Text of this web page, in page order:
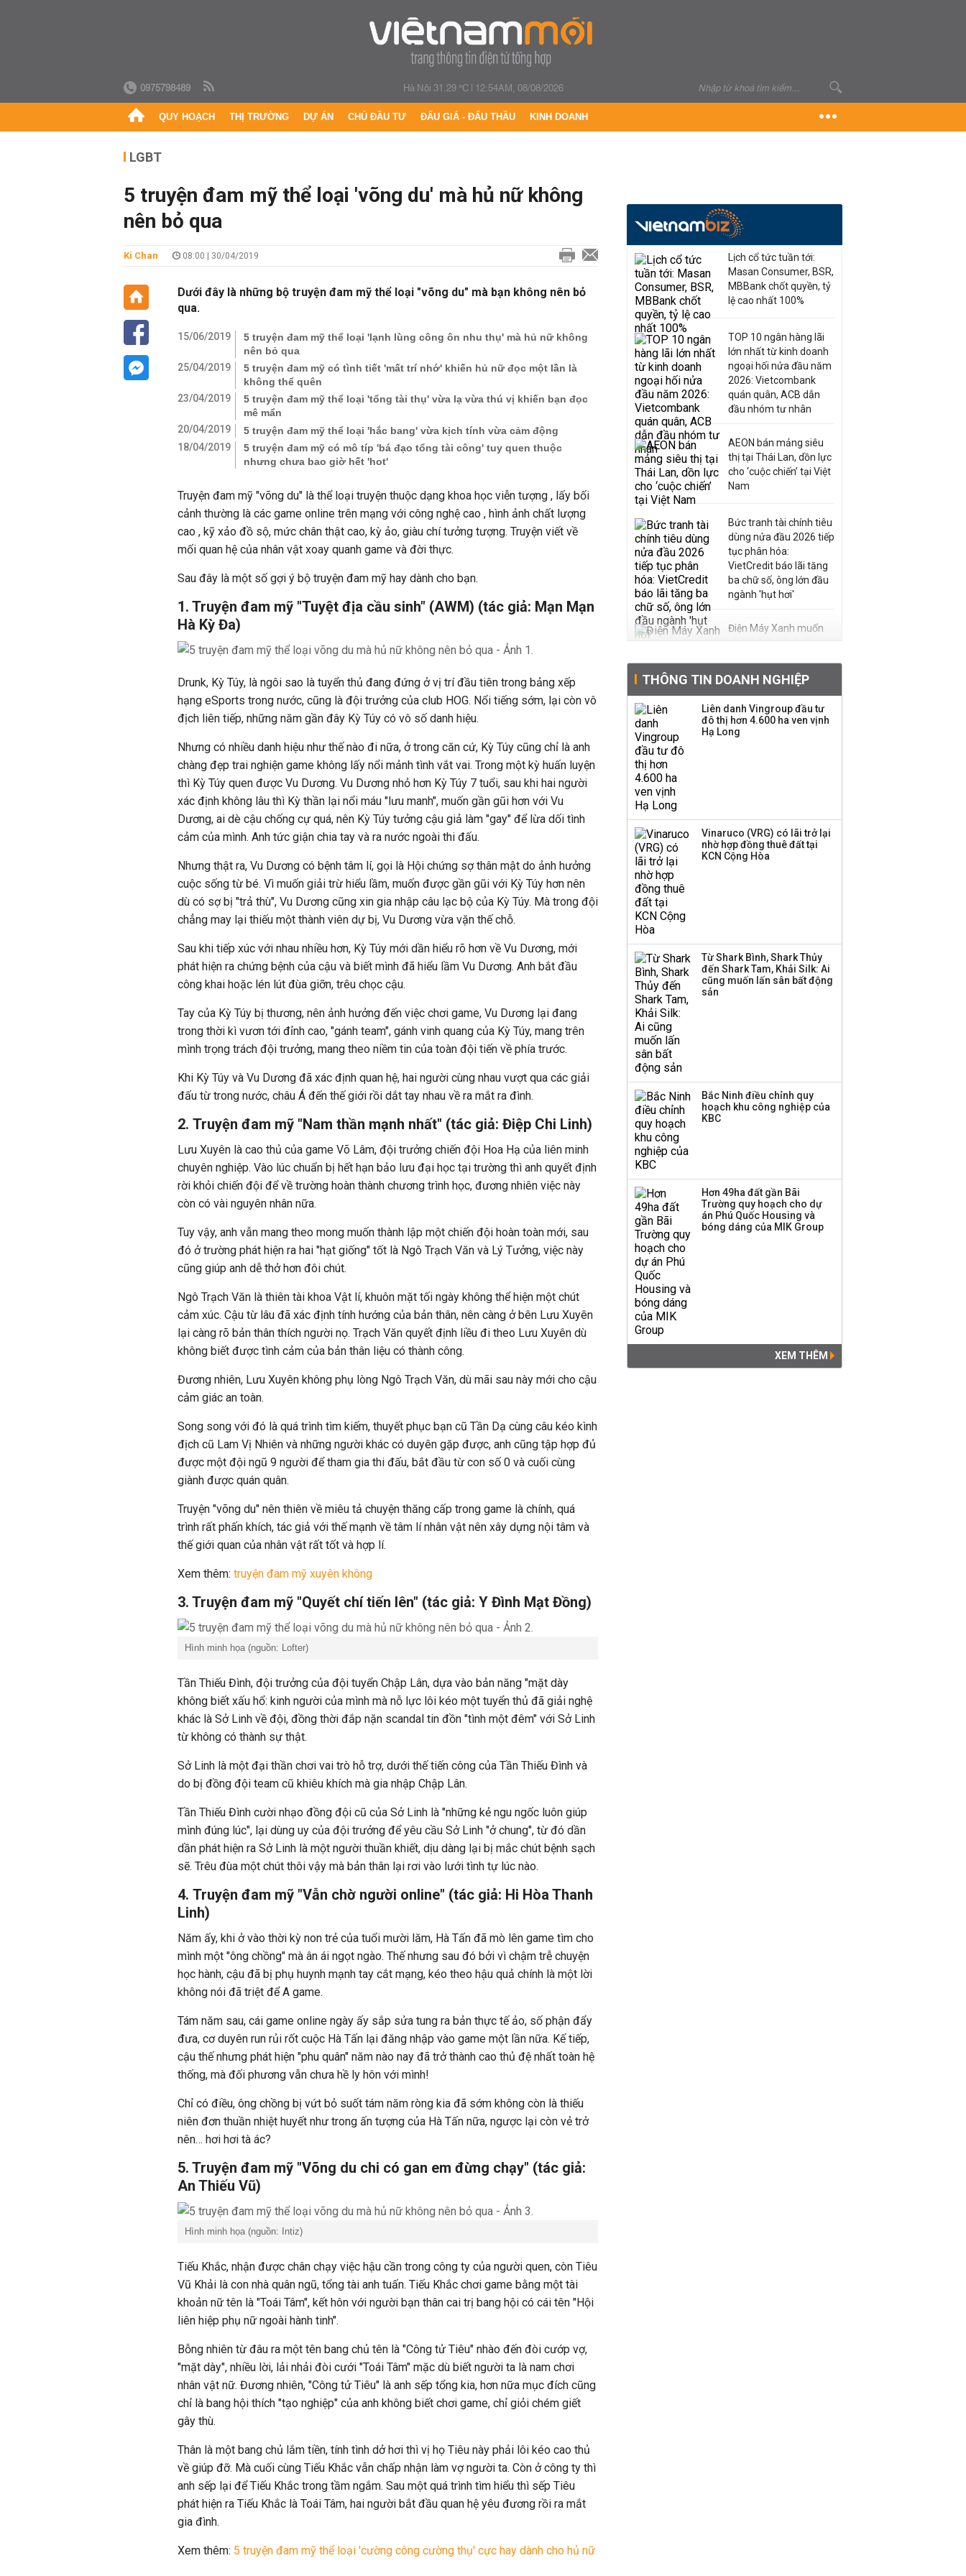
0975798489 Hà Nội 31.29 °C| 12:54AM, 08/08/2026
QUY HOẠCH THỊ TRƯỜNG DỰ ÁN CHỦ ĐẦU TƯ ĐẤU GIÁ - ĐẤU THẦU KINH DOANH
LGBT
5 truyện đam mỹ thể loại 'võng du' mà hủ nữ không
nên bỏ qua
Ki Chan 08:00 | 30/04/2019
Dưới đây là những bộ truyện đam mỹ thể loại "võng du" mà bạn không nên bỏ
qua.
15/06/2019
5 truyện đam mỹ thể loại 'lạnh lùng công ôn nhu thụ' mà hủ nữ không
nên bỏ qua
25/04/2019
5 truyện đam mỹ có tình tiết 'mất trí nhớ' khiến hủ nữ đọc một lần là
không thể quên
23/04/2019
5 truyện đam mỹ thể loại 'tổng tài thụ' vừa lạ vừa thú vị khiến bạn đọc
mê mẩn
20/04/2019
5 truyện đam mỹ thể loại 'hắc bang' vừa kịch tính vừa cảm động
18/04/2019
5 truyện đam mỹ có mô típ 'bá đạo tổng tài công' tuy quen thuộc
nhưng chưa bao giờ hết 'hot'
Truyện đam mỹ "võng du" là thể loại truyện thuộc dạng khoa học viễn tượng , lấy bối
cảnh thường là các game online trên mạng với công nghệ cao , hình ảnh chất lượng
cao , kỹ xảo đồ sộ, mức chân thật cao, kỳ ảo, giàu chí tưởng tượng. Truyện viết về
mối quan hệ của nhân vật xoay quanh game và đời thực.
Sau đây là một số gợi ý bộ truyện đam mỹ hay dành cho bạn.
1. Truyện đam mỹ "Tuyệt địa cầu sinh" (AWM) (tác giả: Mạn Mạn
Hà Kỳ Đa)
Drunk, Kỳ Túy, là ngôi sao là tuyển thủ đang đứng ở vị trí đầu tiên trong bảng xếp
hạng eSports trong nước, cũng là đội trưởng của club HOG. Nổi tiếng sớm, lại còn vô
địch liên tiếp, những năm gần đây Kỳ Túy có vô số danh hiệu.
Nhưng có nhiều danh hiệu như thế nào đi nữa, ở trong căn cứ, Kỳ Túy cũng chỉ là anh
chàng đẹp trai nghiện game không lấy nổi mảnh tình vắt vai. Trong một kỳ huấn luyện
thì Kỳ Túy quen được Vu Dương. Vu Dương nhỏ hơn Kỳ Túy 7 tuổi, sau khi hai người
xác định không lâu thì Kỳ thần lại nổi máu "lưu manh", muốn gần gũi hơn với Vu
Dương, ai dè cậu chống cự quá, nên Kỳ Túy tưởng cậu giả làm "gay" để lừa dối tình
cảm của mình. Anh tức giận chia tay và ra nước ngoài thi đấu.
Nhưng thật ra, Vu Dương có bệnh tâm lí, gọi là Hội chứng sợ thân mật do ảnh hưởng
cuộc sống từ bé. Vì muốn giải trừ hiểu lầm, muốn được gần gũi với Kỳ Túy hơn nên
dù có sợ bị "trả thù", Vu Dương cũng xin gia nhập câu lạc bộ của Kỳ Túy. Mà trong đội
chẳng may lại thiếu một thành viên dự bị, Vu Dương vừa vặn thế chỗ.
Sau khi tiếp xúc với nhau nhiều hơn, Kỳ Túy mới dần hiểu rõ hơn về Vu Dương, mới
phát hiện ra chứng bệnh của cậu và biết mình đã hiểu lầm Vu Dương. Anh bắt đầu
công khai hoặc lén lút đùa giỡn, trêu chọc cậu.
Tay của Kỳ Túy bị thương, nên ảnh hưởng đến việc chơi game, Vu Dương lại đang
trong thời kì vươn tới đỉnh cao, "gánh team", gánh vinh quang của Kỳ Túy, mang trên
mình trọng trách đội trưởng, mang theo niềm tin của toàn đội tiến về phía trước.
Khi Kỳ Túy và Vu Dương đã xác định quan hệ, hai người cùng nhau vượt qua các giải
đấu từ trong nước, châu Á đến thế giới rồi dắt tay nhau về ra mắt ra đình.
2. Truyện đam mỹ "Nam thần mạnh nhất" (tác giả: Điệp Chi Linh)
Lưu Xuyên là cao thủ của game Võ Lâm, đội trưởng chiến đội Hoa Hạ của liên minh
chuyên nghiệp. Vào lúc chuẩn bị hết hạn bảo lưu đại học tại trường thì anh quyết định
rời khỏi chiến đội để về trường hoàn thành chương trình học, đương nhiên việc này
còn có vài nguyên nhân nữa.
Tuy vậy, anh vẫn mang theo mong muốn thành lập một chiến đội hoàn toàn mới, sau
đó ở trường phát hiện ra hai "hạt giống" tốt là Ngô Trạch Văn và Lý Tưởng, việc này
cũng giúp anh dễ thở hơn đôi chút.
Ngô Trạch Văn là thiên tài khoa Vật lí, khuôn mặt tối ngày không thể hiện một chút
cảm xúc. Cậu từ lâu đã xác định tính hướng của bản thân, nên càng ở bên Lưu Xuyên
lại càng rõ bản thân thích người nọ. Trạch Văn quyết định liều đi theo Lưu Xuyên dù
không biết được tình cảm của bản thân liệu có thành công.
Đương nhiên, Lưu Xuyên không phụ lòng Ngô Trạch Văn, dù mãi sau này mới cho cậu
cảm giác an toàn.
Song song với đó là quá trình tìm kiếm, thuyết phục bạn cũ Tần Dạ cùng câu kéo kình
địch cũ Lam Vị Nhiên và những người khác có duyên gặp được, anh cũng tập hợp đủ
được một đội ngũ 9 người để tham gia thi đấu, bắt đầu từ con số 0 và cuối cùng
giành được quán quân.
Truyện "võng du" nên thiên về miêu tả chuyện thăng cấp trong game là chính, quá
trình rất phấn khích, tác giả với thế mạnh về tâm lí nhân vật nên xây dựng nội tâm và
thế giới quan của nhân vật rất tốt và hợp lí.
Xem thêm: truyện đam mỹ xuyên không
3. Truyện đam mỹ "Quyết chí tiến lên" (tác giả: Y Đình Mạt Đồng)
Hình minh họa (nguồn: Lofter)
Tần Thiếu Đình, đội trưởng của đội tuyển Chập Lân, dựa vào bản năng "mặt dày
không biết xấu hổ: kinh người của mình mà nỗ lực lôi kéo một tuyển thủ đã giải nghệ
khác là Sở Linh về đội, đồng thời đắp nặn scandal tin đồn "tình một đêm" với Sở Linh
từ không có thành sự thật.
Sở Linh là một đại thần chơi vai trò hỗ trợ, dưới thế tiến công của Tần Thiếu Đình và
do bị đồng đội team cũ khiêu khích mà gia nhập Chập Lân.
Tần Thiếu Đình cười nhạo đồng đội cũ của Sở Linh là "những kẻ ngu ngốc luôn giúp
mình đúng lúc", lại dùng uy của đội trưởng để yêu cầu Sở Linh "ở chung", từ đó dần
dần phát hiện ra Sở Linh là một người thuần khiết, dịu dàng lại bị mắc chút bệnh sạch
sẽ. Trêu đùa một chút thôi vậy mà bản thân lại rơi vào lưới tình tự lúc nào.
4. Truyện đam mỹ "Vẫn chờ người online" (tác giả: Hi Hòa Thanh
Linh)
Năm ấy, khi ở vào thời kỳ non trẻ của tuổi mười lăm, Hà Tấn đã mò lên game tìm cho
mình một "ông chồng" mà ân ái ngọt ngào. Thế nhưng sau đó bởi vì chậm trễ chuyện
học hành, cậu đã bị phụ huynh mạnh tay cắt mạng, kéo theo hậu quả chính là một lời
không nói đã triệt để A game.
Tám năm sau, cái game online ngày ấy sắp sửa tung ra bản thực tế ảo, số phận đẩy
đưa, cơ duyên run rủi rốt cuộc Hà Tấn lại đăng nhập vào game một lần nữa. Kế tiếp,
cậu thế nhưng phát hiện "phu quân" năm nào nay đã trở thành cao thủ đệ nhất toàn hệ
thống, mà đối phương vẫn chưa hề ly hôn với mình!
Chỉ có điều, ông chồng bị vứt bỏ suốt tám năm ròng kia đã sớm không còn là thiếu
niên đơn thuần nhiệt huyết như trong ấn tượng của Hà Tấn nữa, ngược lại còn vẻ trở
nên… hơi hơi tà ác?
5. Truyện đam mỹ "Võng du chi có gan em đừng chạy" (tác giả:
An Thiếu Vũ)
Hình minh họa (nguồn: Intiz)
Tiếu Khắc, nhận được chân chạy việc hậu cần trong công ty của người quen, còn Tiêu
Vũ Khải là con nhà quân ngũ, tổng tài anh tuấn. Tiếu Khắc chơi game bằng một tài
khoản nữ tên là "Toái Tâm", kết hôn với người bạn thân cai trị bang hội có cái tên "Hội
liên hiệp phụ nữ ngoài hành tinh".
Bỗng nhiên từ đâu ra một tên bang chủ tên là "Công tử Tiêu" nhào đến đòi cướp vợ,
"mặt dày", nhiều lời, lải nhải đòi cưới "Toái Tâm" mặc dù biết người ta là nam chơi
nhân vật nữ. Đương nhiên, "Công tử Tiêu" là anh sếp tổng kia, hơn nữa mục đích cũng
chỉ là bang hội thích "tạo nghiệp" của anh không biết chơi game, chỉ giỏi chém giết
gây thù.
Thân là một bang chủ lắm tiền, tính tình dở hơi thì vị họ Tiêu này phải lôi kéo cao thủ
về giúp đỡ. Mà cuối cùng Tiếu Khắc vẫn chấp nhận làm vợ người ta. Còn ở công ty thì
anh sếp lại để Tiếu Khắc trong tầm ngắm. Sau một quá trình tìm hiểu thì sếp Tiêu
phát hiện ra Tiếu Khắc là Toái Tâm, hai người bắt đầu quan hệ yêu đương rồi ra mắt
gia đình.
Xem thêm: 5 truyện đam mỹ thể loại 'cường công cường thụ' cực hay dành cho hủ nữ
Lịch cổ tức tuần tới:
Masan Consumer, BSR,
MBBank chốt quyền, tỷ
lệ cao nhất 100%
TOP 10 ngân hàng lãi
lớn nhất từ kinh doanh
ngoại hối nửa đầu năm
2026: Vietcombank
quán quân, ACB dẫn
đầu nhóm tư nhân
AEON bán mảng siêu
thị tại Thái Lan, dồn lực
cho ‘cuộc chiến’ tại Việt
Nam
Bức tranh tài chính tiêu
dùng nửa đầu 2026 tiếp
tục phân hóa:
VietCredit báo lãi tăng
ba chữ số, ông lớn đầu
ngành 'hụt hơi'
Điện Máy Xanh muốn
phát hành cổ phiếu với
Sau nhịp điều chỉnh
mạnh, CTCK nhìn thấy
cơ hội ở nhóm cổ phiếu
thanh lý toàn bộ cửa
hàng
Công ty 100 tỷ của
Huấn Hoa Hồng bỗng
dưng ‘biến mất’, một
THÔNG TIN DOANH NGHIỆP
Liên danh Vingroup đầu tư
đô thị hơn 4.600 ha ven vịnh
Hạ Long
Vinaruco (VRG) có lãi trở lại
nhờ hợp đồng thuê đất tại
KCN Cộng Hòa
Từ Shark Bình, Shark Thủy
đến Shark Tam, Khải Silk: Ai
cũng muốn lấn sân bất động
sản
Bắc Ninh điều chỉnh quy
hoạch khu công nghiệp của
KBC
Hơn 49ha đất gần Bãi
Trường quy hoạch cho dự
án Phú Quốc Housing và
bóng dáng của MIK Group
XEM THÊM